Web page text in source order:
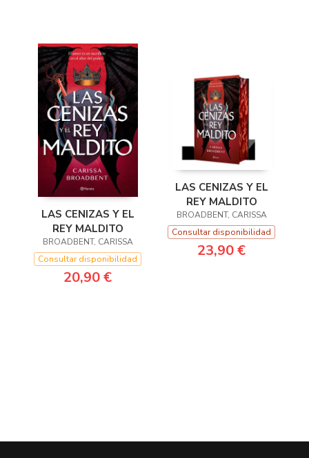
LAS CENIZAS Y EL
REY MALDITO
BROADBENT, CARISSA
Consultar disponibilidad
20,90 €
LAS CENIZAS Y EL
REY MALDITO
BROADBENT, CARISSA
Consultar disponibilidad
23,90 €